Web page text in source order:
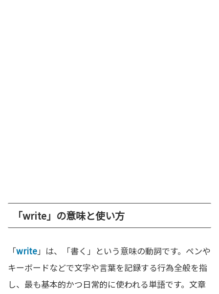
「write」の意味と使い方
「write」は、「書く」という意味の動詞です。ペンや
キーボードなどで文字や言葉を記録する行為全般を指
し、最も基本的かつ日常的に使われる単語です。文章